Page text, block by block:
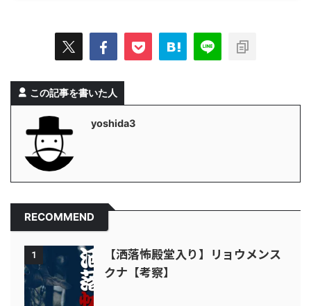
この記事を書いた人
yoshida3
RECOMMEND
1
【洒落怖殿堂入り】リョウメンス
クナ【考察】